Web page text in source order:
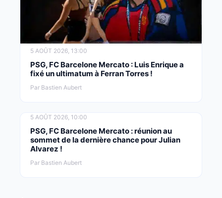
5 AOÛT 2026, 13:00
PSG, FC Barcelone Mercato : Luis Enrique a
fixé un ultimatum à Ferran Torres !
Par Bastien Aubert
5 AOÛT 2026, 10:00
PSG, FC Barcelone Mercato : réunion au
sommet de la dernière chance pour Julian
Alvarez !
Par Bastien Aubert